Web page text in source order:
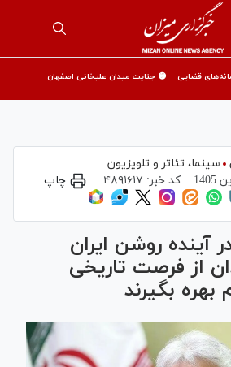
قضایی 🟡 جنایت میدان علیخانی اصفهان
سینما،‌ تئاتر و تلویزیون
کد خبر: ۴۸۹۱۶۱۷ چاپ
آینده روشن ایران
از فرصت تاریخی
بهره بگیرند